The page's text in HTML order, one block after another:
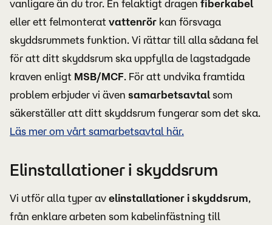
vanligare än du tror. En felaktigt dragen fiberkabel
eller ett felmonterat vattenrör kan försvaga
skyddsrummets funktion. Vi rättar till alla sådana fel
för att ditt skyddsrum ska uppfylla de lagstadgade
kraven enligt MSB/MCF. För att undvika framtida
problem erbjuder vi även samarbetsavtal som
säkerställer att ditt skyddsrum fungerar som det ska.
Läs mer om vårt samarbetsavtal här.
Elinstallationer i skyddsrum
Vi utför alla typer av elinstallationer i skyddsrum,
från enklare arbeten som kabelinfästning till